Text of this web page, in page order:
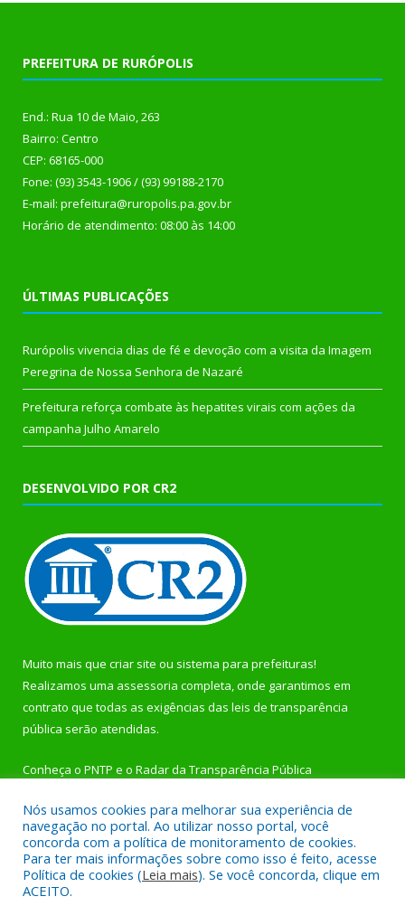
PREFEITURA DE RURÓPOLIS
End.: Rua 10 de Maio, 263
Bairro: Centro
CEP: 68165-000
Fone: (93) 3543-1906 / (93) 99188-2170
E-mail: prefeitura@ruropolis.pa.gov.br
Horário de atendimento: 08:00 às 14:00
ÚLTIMAS PUBLICAÇÕES
Rurópolis vivencia dias de fé e devoção com a visita da Imagem
Peregrina de Nossa Senhora de Nazaré
Prefeitura reforça combate às hepatites virais com ações da
campanha Julho Amarelo
DESENVOLVIDO POR CR2
Muito mais que criar site ou sistema para prefeituras!
Realizamos uma assessoria completa, onde garantimos em
contrato que todas as exigências das leis de transparência
pública serão atendidas.
Conheça o PNTP e o Radar da Transparência Pública
Todos os direitos reservados a Prefeitura Municipal de
Rurópolis.
Nós usamos cookies para melhorar sua experiência de
navegação no portal. Ao utilizar nosso portal, você
concorda com a política de monitoramento de cookies.
Para ter mais informações sobre como isso é feito, acesse
Política de cookies (Leia mais). Se você concorda, clique em
ACEITO.